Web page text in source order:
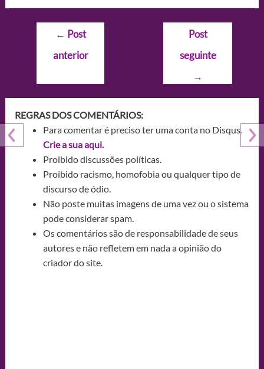
Navegação
Post
← Post
anterior
Post
seguinte
→
REGRAS DOS COMENTÁRIOS:
Para comentar é preciso ter uma conta no Disqus.
Crie a sua aqui.
Proibido discussões políticas.
Proibido racismo, homofobia ou qualquer tipo de
discurso de ódio.
Não poste muitas imagens de uma vez ou o sistema
pode considerar spam.
Os comentários são de responsabilidade de seus
autores e não refletem em nada a opinião do
criador do site.